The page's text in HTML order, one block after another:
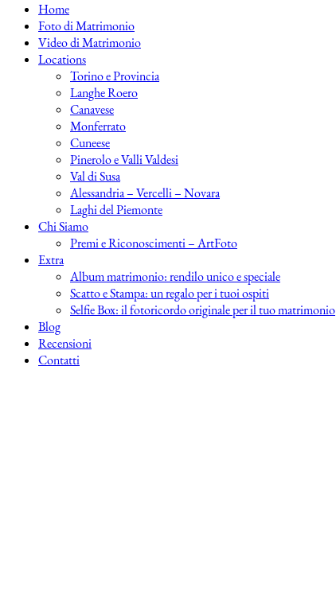
Home
Foto di Matrimonio
Video di Matrimonio
Locations
Torino e Provincia
Langhe Roero
Canavese
Monferrato
Cuneese
Pinerolo e Valli Valdesi
Val di Susa
Alessandria – Vercelli – Novara
Laghi del Piemonte
Chi Siamo
Premi e Riconoscimenti – ArtFoto
Extra
Album matrimonio: rendilo unico e speciale
Scatto e Stampa: un regalo per i tuoi ospiti
Selfie Box: il fotoricordo originale per il tuo matrimonio
Blog
Recensioni
Contatti